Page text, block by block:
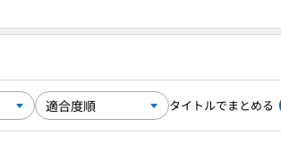
タイトルでまとめる